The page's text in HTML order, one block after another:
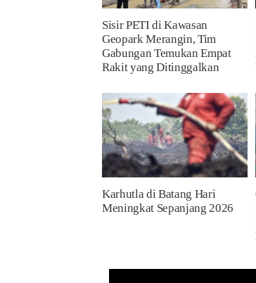
Sisir PETI di Kawasan
Geopark Merangin, Tim
Gabungan Temukan Empat
Rakit yang Ditinggalkan
Karhutla di Batang Hari
Meningkat Sepanjang 2026